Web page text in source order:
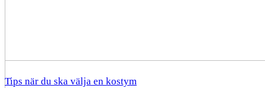
Tips när du ska välja en kostym